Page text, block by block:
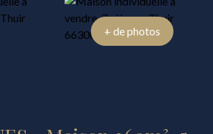
+ de photos